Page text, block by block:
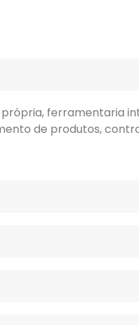
ferramentaria
de produtos,